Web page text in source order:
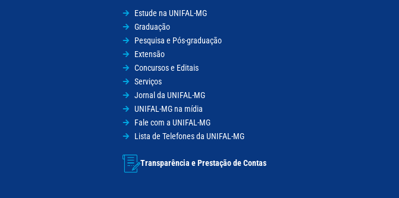
Estude na UNIFAL-MG
Graduação
Pesquisa e Pós-graduação
Extensão
Concursos e Editais
Serviços
Jornal da UNIFAL-MG
UNIFAL-MG na mídia
Fale com a UNIFAL-MG
Lista de Telefones da UNIFAL-MG
Transparência e Prestação de Contas